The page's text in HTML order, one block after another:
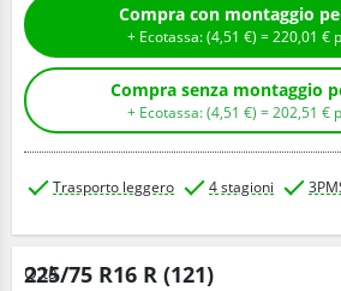
+ Ecotassa: (4,51 € ) =220,01 €
+ Ecotassa: (4,51 € ) =202,51 €
Trasporto leggero 4 stagioni
225/75 R16 R (121)
Q.tà